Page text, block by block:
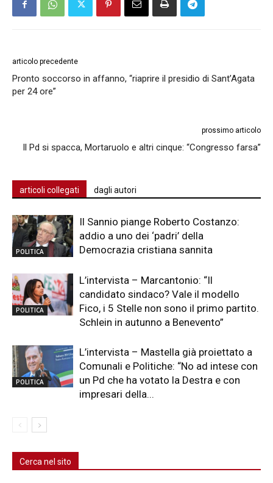
articolo precedente
Pronto soccorso in affanno, “riaprire il presidio di Sant’Agata
per 24 ore”
prossimo articolo
Il Pd si spacca, Mortaruolo e altri cinque: “Congresso farsa”
articoli collegati dagli autori
POLITICA
Il Sannio piange Roberto Costanzo:
addio a uno dei ‘padri’ della
Democrazia cristiana sannita
POLITICA
L’intervista – Marcantonio: “Il
candidato sindaco? Vale il modello
Fico, i 5 Stelle non sono il primo partito.
Schlein in autunno a Benevento”
POLITICA
L’intervista – Mastella già proiettato a
Comunali e Politiche: “No ad intese con
un Pd che ha votato la Destra e con
impresari della...
Cerca nel sito